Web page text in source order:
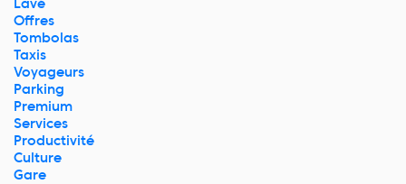
Lavé
Offres
Tombolas
Taxis
Voyageurs
Parking
Premium
Services
Productivité
Culture
Gare